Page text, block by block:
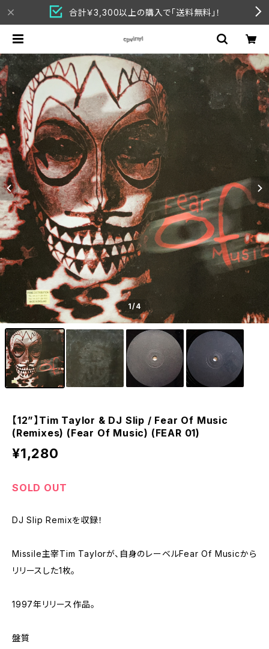
合計￥3,300以上の購入で「送料無料」！
1/4
【12”】Tim Taylor & DJ Slip / Fear Of Music
(Remixes) (Fear Of Music) (FEAR 01)
¥1,280
SOLD OUT
DJ Slip Remixを収録！
Missile主宰Tim Taylorが、自身のレーベルFear Of Musicから
リリースした1枚。
1997年リリース作品。
盤質